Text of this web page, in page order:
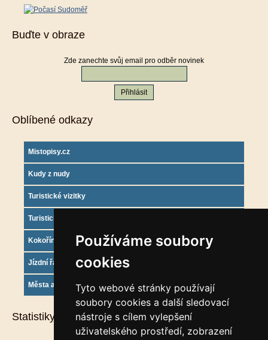
Používáme soubory
cookies
Tyto webové stránky používají
soubory cookies a další sledovací
nástroje s cílem vylepšení
uživatelského prostředí, zobrazení
Buďte v obraze
Zde zanechte svůj email pro odběr novinek
Oblíbené odkazy
Mistopisy.cz
Kudy z nudy
Turistické vizitky
Turistický deník
Kokořínsko info
Jízdní řády
Města a obce
Statistiky